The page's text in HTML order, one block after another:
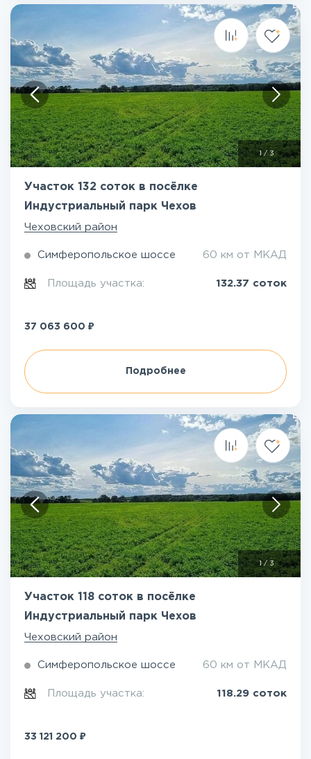
1/3
Участок 132 соток в посёлке
Индустриальный парк Чехов
Чеховский район
Симферопольское шоссе 60 км от МКАД
Площадь участка: 132.37 соток
37 063 600 ₽
Подробнее
1/3
Участок 118 соток в посёлке
Индустриальный парк Чехов
Чеховский район
Симферопольское шоссе 60 км от МКАД
Площадь участка: 118.29 соток
33 121 200 ₽